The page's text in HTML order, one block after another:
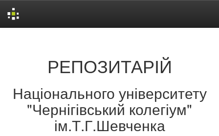
РЕПОЗИТАРІЙ
Національного університету
"Чернігівський колегіум"
ім.Т.Г.Шевченка